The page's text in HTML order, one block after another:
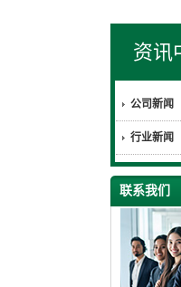
资讯
公司新闻
行业新闻
联系我们